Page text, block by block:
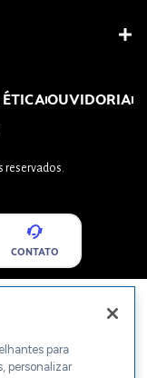
OUVIDORIA
reservados.
CONTATO
para
personalizar